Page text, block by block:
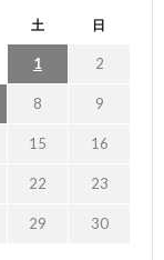
土 日
1 2
8 9
15 16
22 23
29 30